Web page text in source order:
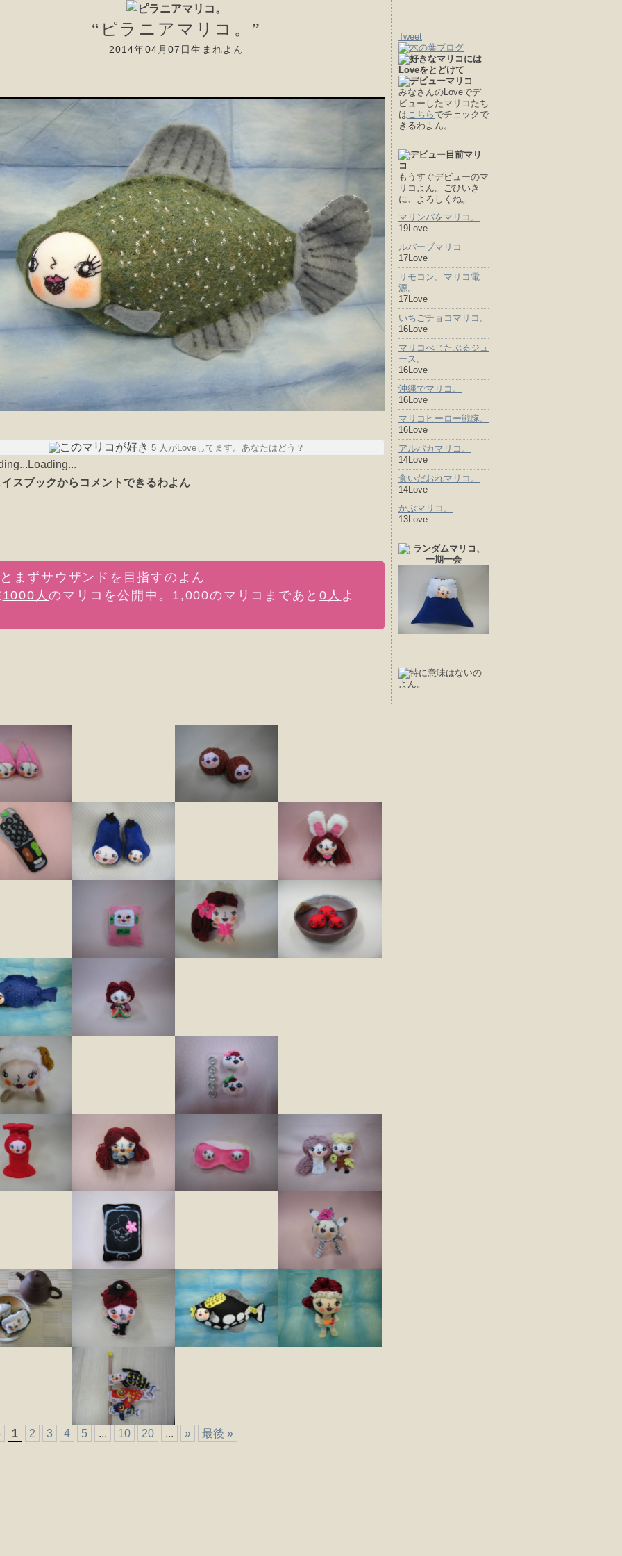
“ピラニアマリコ。”
2014年04月07日生まれよん
5 人がLoveしてます。あなたはどう？
Loading...
1000人のマリコを公開中。1,000のマリコまであと0人 よ
1 2 3 4 5 ... 10 20 ... » 最後 »
Tweet
みなさんのLoveでデ
ビューしたマリコたち
はこちら でチェックで
きるわよん。
もうすぐデビューのマ
リコよん。ごひいき
に、よろしくね。
マリンバをマリコ。
19Love
ルバーブマリコ
17Love
リモコン。マリコ電
源。
17Love
いちごチョコマリコ。
16Love
マリコべじたぶるジュ
ース。
16Love
沖縄でマリコ。
16Love
マリコヒーロー戦隊。
16Love
アルパカマリコ。
14Love
食いだおれマリコ。
14Love
かぶマリコ。
13Love